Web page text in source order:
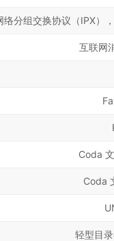
络分组交换协议（IPX）
互联网
Coda
Coda
轻型目录